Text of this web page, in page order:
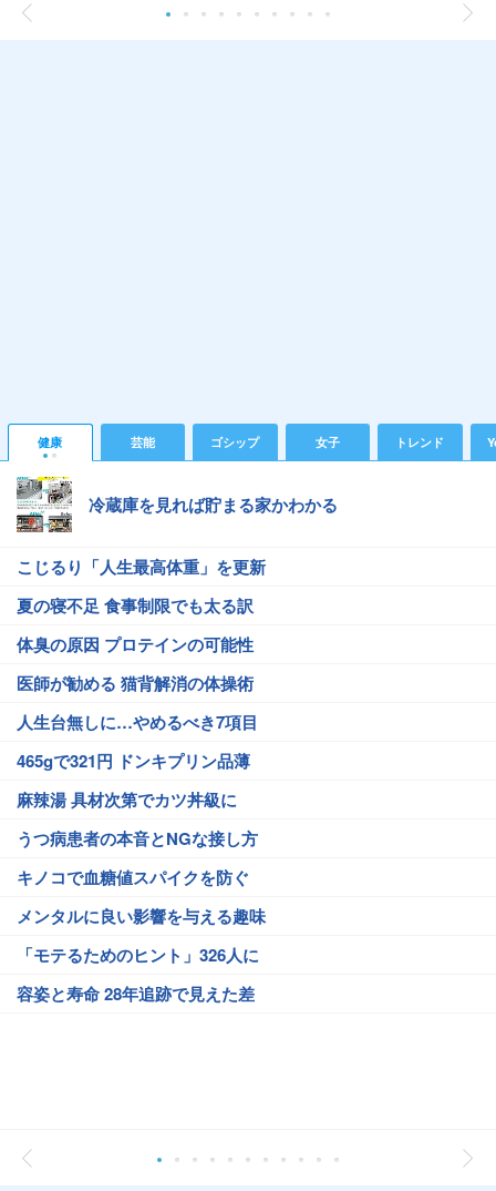
健康 芸能 ゴシップ 女子 トレンド
冷蔵庫を見れば貯まる家かわかる
こじるり「人生最高体重」を更新
夏の寝不足 食事制限でも太る訳
体臭の原因 プロテインの可能性
医師が勧める 猫背解消の体操術
人生台無しに…やめるべき7項目
465gで321円 ドンキプリン品薄
麻辣湯 具材次第でカツ丼級に
うつ病患者の本音とNGな接し方
キノコで血糖値スパイクを防ぐ
メンタルに良い影響を与える趣味
「モテるためのヒント」326人に
容姿と寿命 28年追跡で見えた差